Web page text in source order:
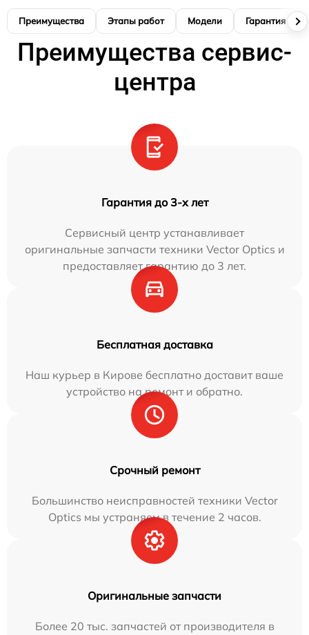
Преимущества Этапы работ Модели Гарантия
Преимущества сервис-
центра
Гарантия до 3-х лет
Сервисный центр устанавливает
оригинальные запчасти техники Vector Optics и
предоставляет гарантию до 3 лет.
Бесплатная доставка
Наш курьер в Кирове бесплатно доставит ваше
устройство на ремонт и обратно.
Срочный ремонт
Большинство неисправностей техники Vector
Optics мы устраняем в течение 2 часов.
Оригинальные запчасти
Более 20 тыс. запчастей от производителя в